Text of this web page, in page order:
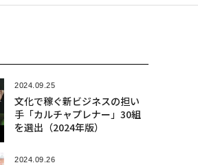
2024.09.25
文化で稼ぐ新ビジネスの担い
手「カルチャプレナー」30組
を選出（2024年版）
2024.09.26